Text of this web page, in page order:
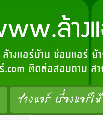
ล้างแ
างแอร์บ้าน ซ่อมแอร์
.com ติดต่อสอบถาม
ช่างแอร์ เรื่องแอร์ใ